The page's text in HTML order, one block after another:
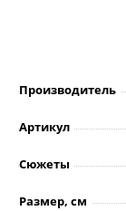
Производитель
Артикул
Сюжеты
Размер, см